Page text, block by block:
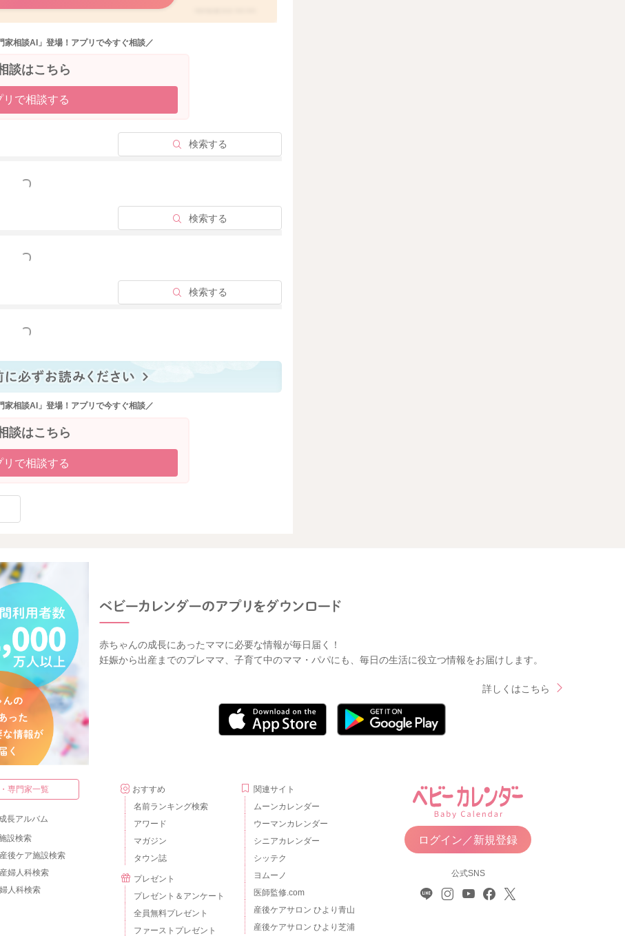
家相談AI」登場！アプリで今すぐ相談／
談はこちら
リで相談する
検索する
っと見る
検索する
っと見る
検索する
っと見る
家相談AI」登場！アプリで今すぐ相談／
談はこちら
リで相談する
赤ちゃんの成長にあったママに必要な情報が毎日届く！
妊娠から出産までのプレママ、子育て中のママ・パパにも、毎日の生活に役立つ情報をお届けします。
詳しくはこちら
専門家一覧
成長アルバム
設検索
産後ケア施設検索
産婦人科検索
婦人科検索
おすすめ
名前ランキング検索
アワード
マガジン
タウン誌
プレゼント
プレゼント＆アンケート
全員無料プレゼント
ファーストプレゼント
関連サイト
ムーンカレンダー
ウーマンカレンダー
シニアカレンダー
シッテク
ヨムーノ
医師監修.com
産後ケアサロン ひより青山
産後ケアサロン ひより芝浦
ログイン／新規登録
公式SNS